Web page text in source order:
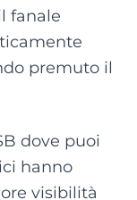
fanale
premuto il
dove puoi
hanno
visibilità